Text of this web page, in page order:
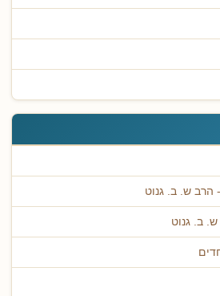
הרב ש. ב. גנוט
ב. גנוט